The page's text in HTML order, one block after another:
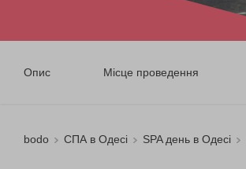
Опис Місце проведення
bodo СПА в Одесі SPA день в Одесі